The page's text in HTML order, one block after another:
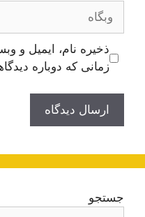
وبگاه
ذخیره نام، ایمیل و
زمانی که دوباره
جستجو